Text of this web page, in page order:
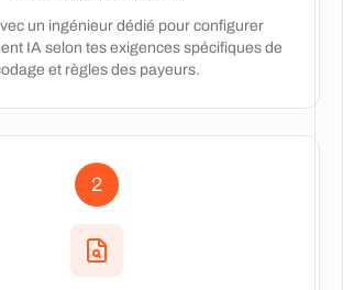
un ingénieur dédié pour configurer
IA selon tes exigences spécifiques de
et règles des payeurs.
2